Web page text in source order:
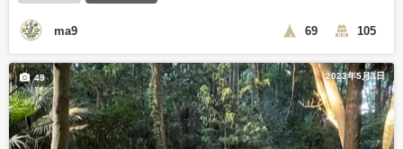
ma9 69 105
2023年5月3日
49